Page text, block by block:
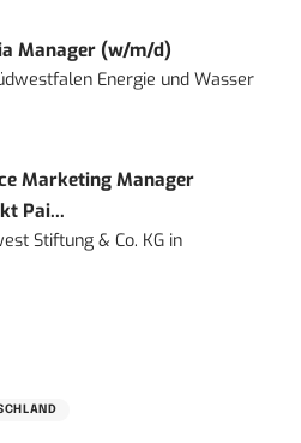
Manager (w/m/d)
Energie und Wasser
Marketing Manager
Pai...
Stiftung & Co. KG in